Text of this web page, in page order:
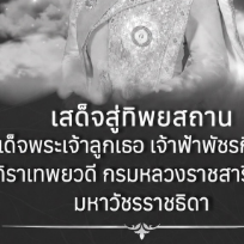
Comments
yet. Why don’t
discussion?
Leave a Reply